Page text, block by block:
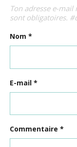
Ton adresse e-mail
sont obligatoires.
Nom *
E-mail *
Commentaire *